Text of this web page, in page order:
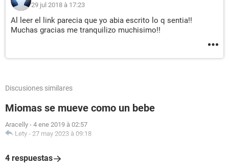
29 jul 2018 à 17:23
Al leer el link parecia que yo abia escrito lo q sentia!!
Muchas gracias me tranquilizo muchisimo!!
Discusiones similares
Miomas se mueve como un bebe
Aracelly - 4 ene 2019 à 02:57
Lety - 27 may 2023 à 09:18
4 respuestas